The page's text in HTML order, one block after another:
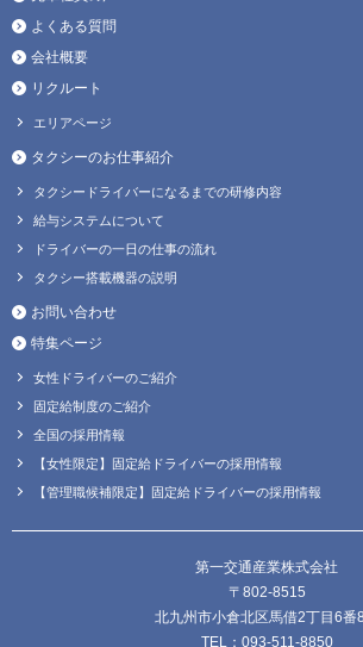
よくある質問
会社概要
リクルート
エリアページ
タクシーのお仕事紹介
タクシードライバーになるまでの研修内容
給与システムについて
ドライバーの一日の仕事の流れ
タクシー搭載機器の説明
お問い合わせ
特集ページ
女性ドライバーのご紹介
固定給制度のご紹介
全国の採用情報
【女性限定】固定給ドライバーの採用情報
【管理職候補限定】固定給ドライバーの採用情報
第一交通産業株式会社
〒802-8515
北九州市小倉北区馬借2丁目6番
TEL：093-511-8850